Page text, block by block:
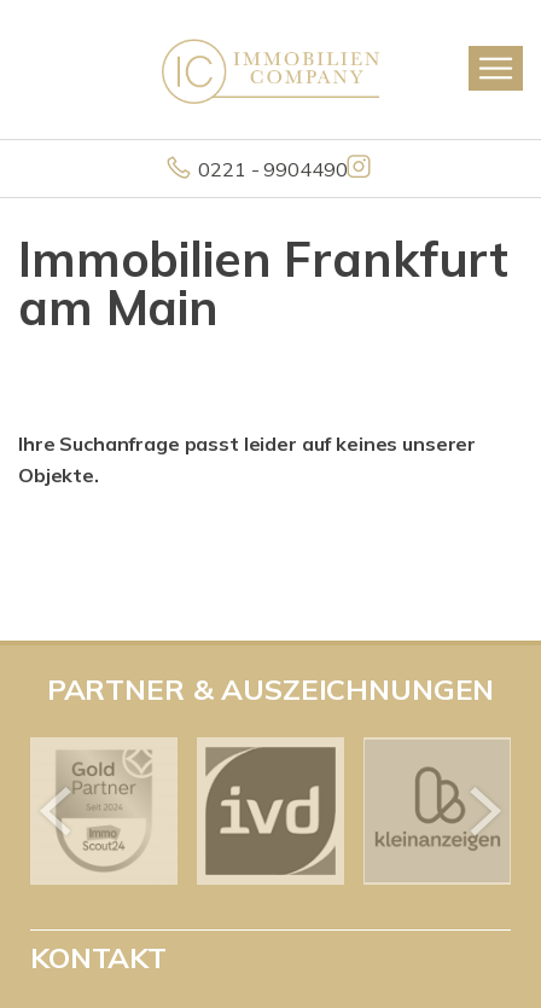
0221 - 9904490
Immobilien Frankfurt
am Main
Ihre Suchanfrage passt leider auf keines unserer
Objekte.
PARTNER & AUSZEICHNUNGEN
KONTAKT